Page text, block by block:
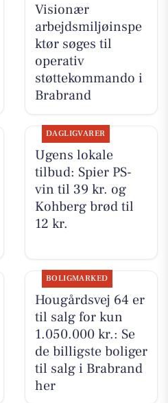
Visionær
arbejdsmiljøinspe
ktør søges til
operativ
støttekommando i
Brabrand
DAGLIGVARER
Ugens lokale
tilbud: Spier PS-
vin til 39 kr. og
Kohberg brød til
12 kr.
BOLIGMARKED
Hougårdsvej 64 er
til salg for kun
1.050.000 kr.: Se
de billigste boliger
til salg i Brabrand
her